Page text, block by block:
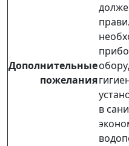
Дополнительные
пожелания
в